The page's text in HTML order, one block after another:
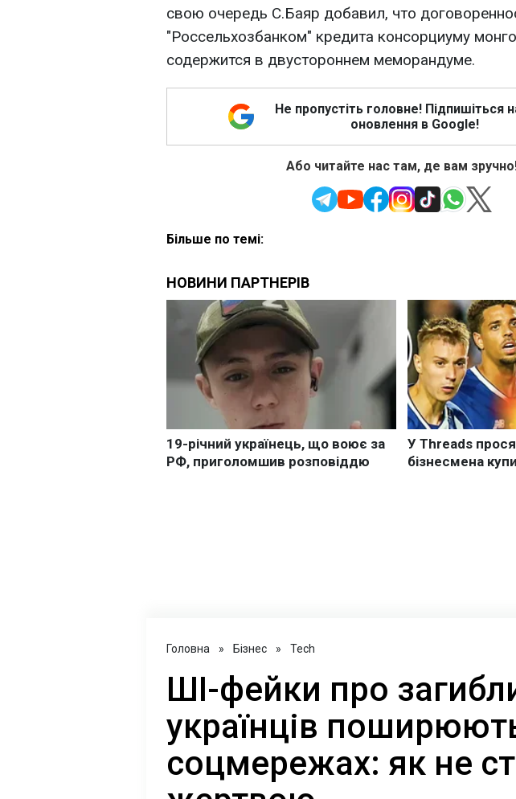
свою очередь С.Баяр добавил, что
"Россельхозбанком" кредита консорциуму
содержится в двустороннем меморандуме.
Не пропустіть головне! Підпишіться
оновлення в Google!
Або читайте нас там, де вам
Більше по темі:
Головна » Бізнес » Tech
ШІ-фейки про
українців
соцмережах: як не